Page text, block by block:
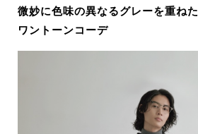
微妙に色味の異なるグレーを重ねた
ワントーンコーデ